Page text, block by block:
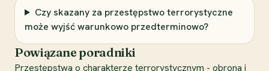
Czy skazany za przestępstwo terrorystyczne
może wyjść warunkowo przedterminowo?
Powiązane poradniki
Przestępstwa o charakterze terrorystycznym - obrona i